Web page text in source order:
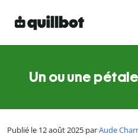
Un ou une
Publié le 12 août 2025 parAude